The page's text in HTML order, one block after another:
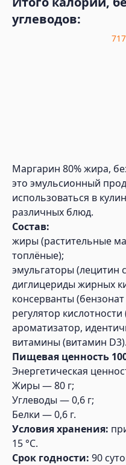
углеводов:
Маргарин 80% жира,
это эмульсионный
использоваться в
различных блюд.
Состав:
жиры (растительные
топлёные);
эмульгаторы (лецитин
диглицериды жирных
консерванты
регулятор
ароматизатор,
витамины (витамин D3).
Пищевая ценность
Энергетическая
Жиры — 80 г;
Углеводы — 0,6 г;
Белки — 0,6 г.
Условия хранения:
15 °С.
Срок годности: 90